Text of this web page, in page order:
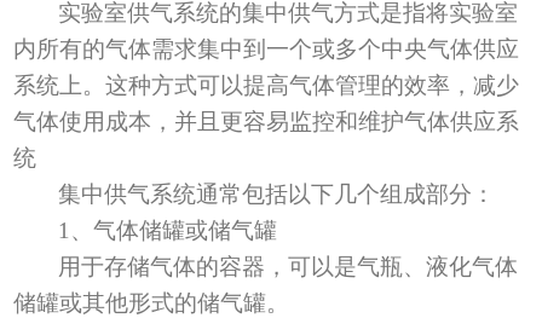
实验室供气系统的集中供气方式是指将实验室
内所有的气体需求集中到一个或多个中央气体供应
系统上。这种方式可以提高气体管理的效率，减少
气体使用成本，并且更容易监控和维护气体供应系
统
集中供气系统通常包括以下几个组成部分：
1 、气体储罐或储气罐
用于存储气体的容器，可以是气瓶、液化气体
储罐或其他形式的储气罐。